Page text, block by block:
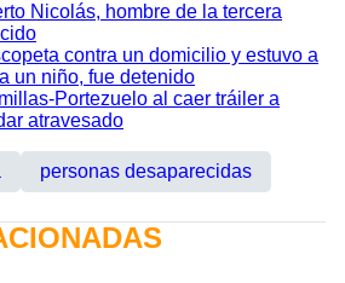
Nicolás, hombre de la tercera
contra un domicilio y estuvo a
un niño, fue detenido
Portezuelo al caer tráiler a
atravesado
personas desaparecidas